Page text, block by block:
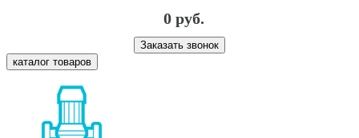
0 руб.
Заказать звонок
каталог товаров